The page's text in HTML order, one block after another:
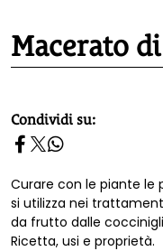
Macerato
homepage h2
Condividi su:
Curare con le piante le
si utilizza nei
da frutto dalle
Ricetta, usi e proprietà.